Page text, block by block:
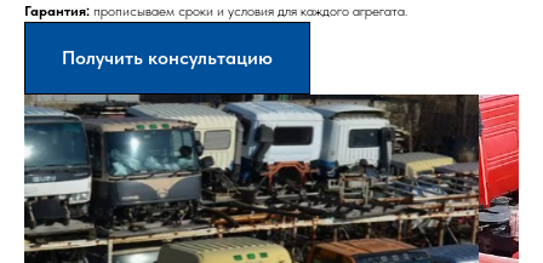
Гарантия: прописываем сроки и условия для каждого агрегата.
Получить консультацию